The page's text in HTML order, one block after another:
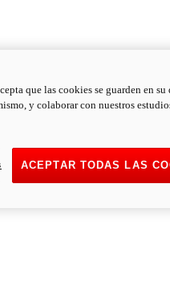
que las cookies se guarden en
y colaborar con nuestros
ACEPTAR TODAS LAS